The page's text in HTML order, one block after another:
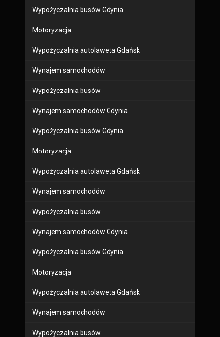
Wypożyczalnia busów Gdynia
Motoryzacja
Wypożyczalnia autolaweta Gdańsk
Wynajem samochodów
Wypożyczalnia busów
Wynajem samochodów Gdynia
Wypożyczalnia busów Gdynia
Motoryzacja
Wypożyczalnia autolaweta Gdańsk
Wynajem samochodów
Wypożyczalnia busów
Wynajem samochodów Gdynia
Wypożyczalnia busów Gdynia
Motoryzacja
Wypożyczalnia autolaweta Gdańsk
Wynajem samochodów
Wypożyczalnia busów